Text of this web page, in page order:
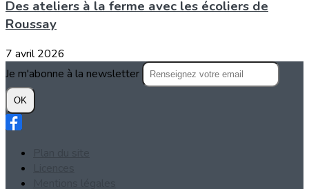
Des ateliers à la ferme avec les écoliers de
Roussay
7 avril 2026
Je m'abonne à la newsletter
OK